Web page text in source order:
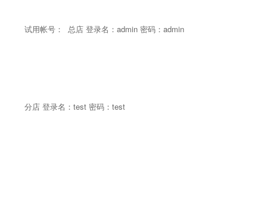
试用帐号： 总店 登录名：admin 密码：admin
分店 登录名：test 密码：test